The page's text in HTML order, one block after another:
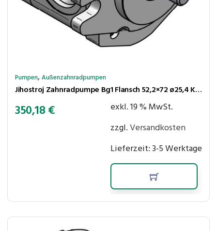
Pumpen,Außenzahnradpumpen
Jihostroj Zahnradpumpe Bg1 Flansch 52,2×72 ø25,4 Kegel 1:8 2,1cm³/U 280bar rechtsl Anschl LK30-30
350,18€
exkl. 19 % MwSt.
zzgl.Versandkosten
Lieferzeit:3-5 Werktage